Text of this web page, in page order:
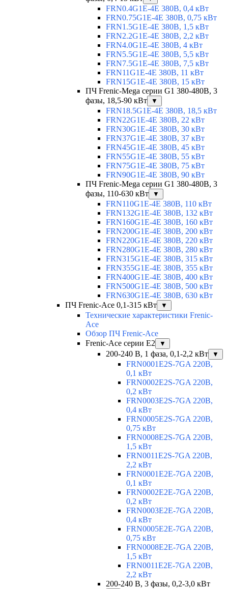
FRN0.4G1E-4E 380В, 0,4 кВт
FRN0.75G1E-4E 380В, 0,75 кВт
FRN1.5G1E-4E 380В, 1,5 кВт
FRN2.2G1E-4E 380В, 2,2 кВт
FRN4.0G1E-4E 380В, 4 кВт
FRN5.5G1E-4E 380В, 5,5 кВт
FRN7.5G1E-4E 380В, 7,5 кВт
FRN11G1E-4E 380В, 11 кВт
FRN15G1E-4E 380В, 15 кВт
ПЧ Frenic-Mega серии G1 380-480В, 3
фазы, 18,5-90 кВт
▼
FRN18.5G1E-4E 380В, 18,5 кВт
FRN22G1E-4E 380В, 22 кВт
FRN30G1E-4E 380В, 30 кВт
FRN37G1E-4E 380В, 37 кВт
FRN45G1E-4E 380В, 45 кВт
FRN55G1E-4E 380В, 55 кВт
FRN75G1E-4E 380В, 75 кВт
FRN90G1E-4E 380В, 90 кВт
ПЧ Frenic-Mega серии G1 380-480В, 3
фазы, 110-630 кВт
▼
FRN110G1E-4E 380В, 110 кВт
FRN132G1E-4E 380В, 132 кВт
FRN160G1E-4E 380В, 160 кВт
FRN200G1E-4E 380В, 200 кВт
FRN220G1E-4E 380В, 220 кВт
FRN280G1E-4E 380В, 280 кВт
FRN315G1E-4E 380В, 315 кВт
FRN355G1E-4E 380В, 355 кВт
FRN400G1E-4E 380В, 400 кВт
FRN500G1E-4E 380В, 500 кВт
FRN630G1E-4E 380В, 630 кВт
ПЧ Frenic-Ace 0,1-315 кВт
▼
Технические характеристики Frenic-
Ace
Обзор ПЧ Frenic-Ace
Frenic-Ace серии E2
▼
200-240 В, 1 фаза, 0,1-2,2 кВт ▼
FRN0001E2S-7GA 220В,
0,1 кВт
FRN0002E2S-7GA 220В,
0,2 кВт
FRN0003E2S-7GA 220В,
0,4 кВт
FRN0005E2S-7GA 220В,
0,75 кВт
FRN0008E2S-7GA 220В,
1,5 кВт
FRN0011E2S-7GA 220В,
2,2 кВт
FRN0001E2E-7GA 220В,
0,1 кВт
FRN0002E2E-7GA 220В,
0,2 кВт
FRN0003E2E-7GA 220В,
0,4 кВт
FRN0005E2E-7GA 220В,
0,75 кВт
FRN0008E2E-7GA 220В,
1,5 кВт
FRN0011E2E-7GA 220В,
2,2 кВт
200-240 В, 3 фазы, 0,2-3,0 кВт